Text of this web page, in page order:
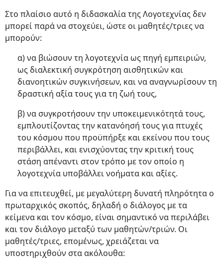
Στο πλαίσιο αυτό η διδασκαλία της Λογοτεχνίας δεν
μπορεί παρά να στοχεύει, ώστε οι μαθητές/τριες να
μπορούν:
α) να βιώσουν τη λογοτεχνία ως πηγή εμπειριών,
ως διαλεκτική συγκρότηση αισθητικών και
διανοητικών συγκινήσεων, και να αναγνωρίσουν τη
δραστική αξία τους για τη ζωή τους,
β) να συγκροτήσουν την υποκειμενικότητά τους,
εμπλουτίζοντας την κατανόησή τους για πτυχές
του κόσμου που προϋπήρξε και εκείνου που τους
περιβάλλει, και ενισχύοντας την κριτική τους
στάση απέναντι στον τρόπο με τον οποίο η
λογοτεχνία υποβάλλει νοήματα και αξίες.
Για να επιτευχθεί, με μεγαλύτερη δυνατή πληρότητα ο
πρωταρχικός σκοπός, δηλαδή ο διάλογος με τα
κείμενα και τον κόσμο, είναι σημαντικό να περιλάβει
και τον διάλογο μεταξύ των μαθητών/τριών. Οι
μαθητές/τριες, επομένως, χρειάζεται να
υποστηριχθούν στα ακόλουθα: